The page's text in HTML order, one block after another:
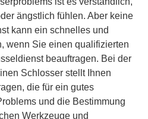
ängstlich fühlen. Aber keine
kann ein schnelles und
wenn Sie einen qualifizierten
beauftragen. Bei der
Schlosser stellt Ihnen
die für ein gutes
und die Bestimmung
Werkzeuge und